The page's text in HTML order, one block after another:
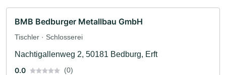
BMB Bedburger Metallbau GmbH
Tischler · Schlosserei
Nachtigallenweg 2, 50181 Bedburg, Erft
0.0
(0)